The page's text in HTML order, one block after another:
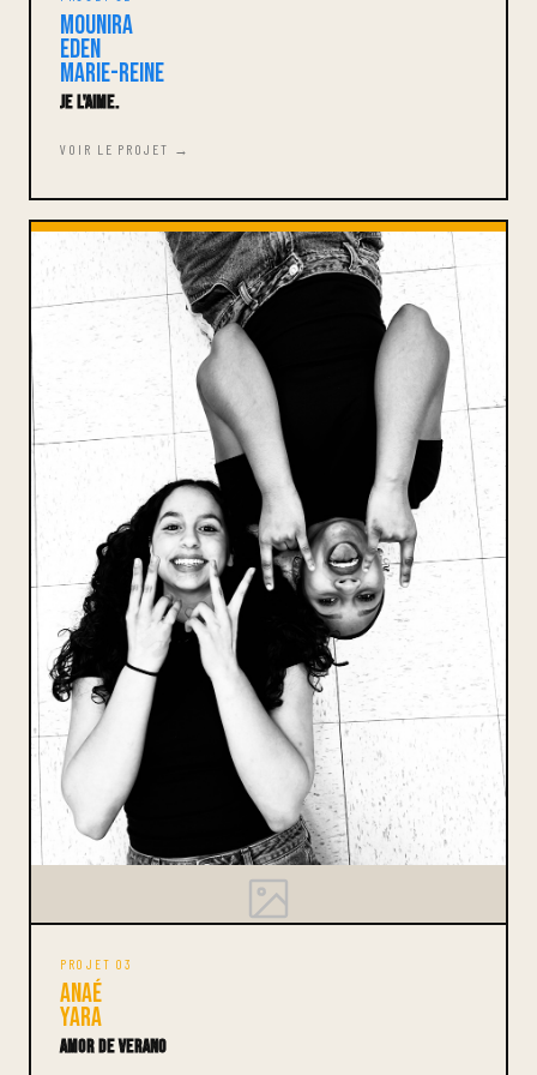
Mounira
Eden
Marie-Reine
Je l'aime.
VOIR LE PROJET →
PROJET 03
Anaé
Yara
Amor de Verano